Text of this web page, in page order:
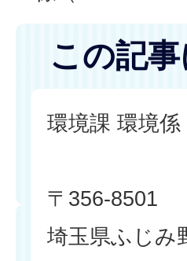
この記
環境課 環境係
〒356-8501
埼玉県ふじみ